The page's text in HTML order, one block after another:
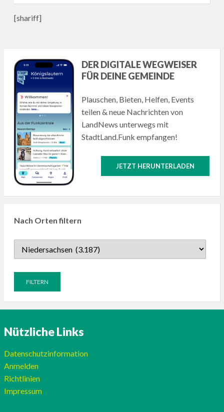
[shariff]
DER DIGITALE WEGWEISER
FÜR DEINE GEMEINDE
Plauschen, Bieten, Helfen, Events
teilen & neue Nachrichten von
LandNews unterwegs mit
StadtLand.Funk empfangen!
JETZT HERUNTERLADEN
Nach Orten filtern
Nützliche Links
Datenschutzinformation
Anmelden
Richtlinien
Impressum